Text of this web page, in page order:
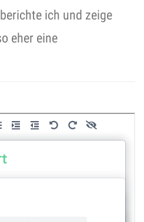
ich und zeige
eher eine